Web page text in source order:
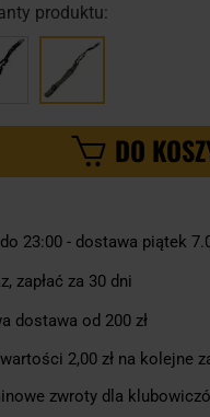
produktu:
DO
23:00 - dostawa piątek
zapłać za 30 dni
dostawa od 200 zł
2,00 zł na kolejne
zwroty dla